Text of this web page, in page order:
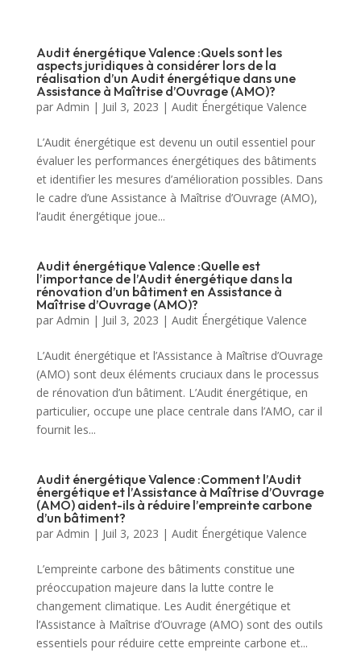
Audit énergétique Valence :Quels sont les
aspects juridiques à considérer lors de la
réalisation d’un Audit énergétique dans une
Assistance à Maîtrise d’Ouvrage (AMO)?
par Admin | Juil 3, 2023 | Audit Énergétique Valence
L’Audit énergétique est devenu un outil essentiel pour
évaluer les performances énergétiques des bâtiments
et identifier les mesures d’amélioration possibles. Dans
le cadre d’une Assistance à Maîtrise d’Ouvrage (AMO),
l’audit énergétique joue...
Audit énergétique Valence :Quelle est
l’importance de l’Audit énergétique dans la
rénovation d’un bâtiment en Assistance à
Maîtrise d’Ouvrage (AMO)?
par Admin | Juil 3, 2023 | Audit Énergétique Valence
L’Audit énergétique et l’Assistance à Maîtrise d’Ouvrage
(AMO) sont deux éléments cruciaux dans le processus
de rénovation d’un bâtiment. L’Audit énergétique, en
particulier, occupe une place centrale dans l’AMO, car il
fournit les...
Audit énergétique Valence :Comment l’Audit
énergétique et l’Assistance à Maîtrise d’Ouvrage
(AMO) aident-ils à réduire l’empreinte carbone
d’un bâtiment?
par Admin | Juil 3, 2023 | Audit Énergétique Valence
L’empreinte carbone des bâtiments constitue une
préoccupation majeure dans la lutte contre le
changement climatique. Les Audit énergétique et
l’Assistance à Maîtrise d’Ouvrage (AMO) sont des outils
essentiels pour réduire cette empreinte carbone et...